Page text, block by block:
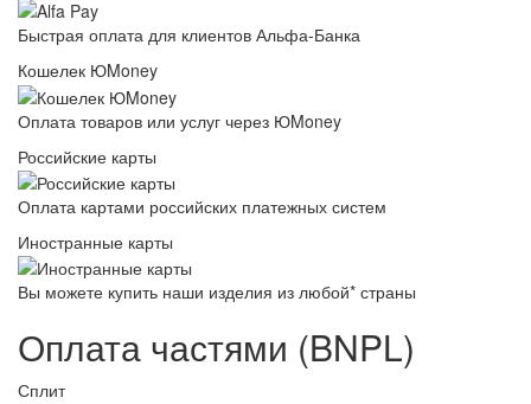
Быстрая оплата для клиентов Альфа-Банка
Кошелек ЮMoney
Оплата товаров или услуг через ЮMoney
Российские карты
Оплата картами российских платежных систем
Иностранные карты
Вы можете купить наши изделия из любой* страны
Оплата частями (BNPL)
Сплит